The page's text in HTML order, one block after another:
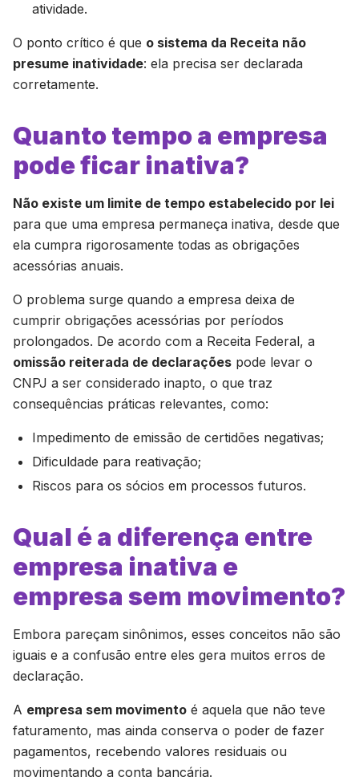
atividade.
O ponto crítico é que o sistema da Receita não
presume inatividade: ela precisa ser declarada
corretamente.
Quanto tempo a empresa
pode ficar inativa?
Não existe um limite de tempo estabelecido por lei
para que uma empresa permaneça inativa, desde que
ela cumpra rigorosamente todas as obrigações
acessórias anuais.
O problema surge quando a empresa deixa de
cumprir obrigações acessórias por períodos
prolongados. De acordo com a Receita Federal, a
omissão reiterada de declarações pode levar o
CNPJ a ser considerado inapto, o que traz
consequências práticas relevantes, como:
Impedimento de emissão de certidões negativas;
Dificuldade para reativação;
Riscos para os sócios em processos futuros.
Qual é a diferença entre
empresa inativa e
empresa sem movimento?
Embora pareçam sinônimos, esses conceitos não são
iguais e a confusão entre eles gera muitos erros de
declaração.
A empresa sem movimento é aquela que não teve
faturamento, mas ainda conserva o poder de fazer
pagamentos, recebendo valores residuais ou
movimentando a conta bancária.